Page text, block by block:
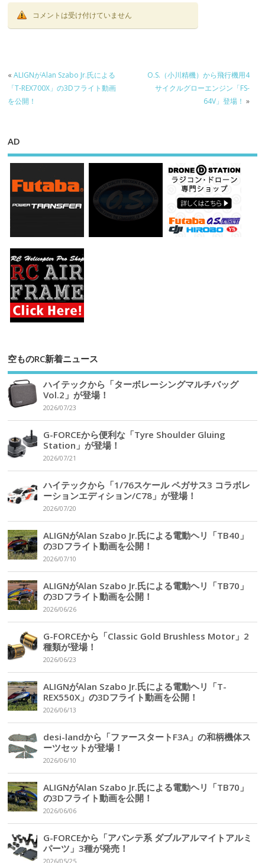
コメントは受け付けていません
«ALIGNがAlan Szabo Jr.氏による
「T-REX700X」の3Dフライト動画
を公開！
O.S.（小川精機）から飛行機用4
サイクルグローエンジン「FS-
64V」登場！ »
AD
空ものRC新着ニュース
ハイテックから「ターボレーシングマルチバッグ
Vol.2」が登場！
2026/07/23
G-FORCEから便利な「Tyre Shoulder Gluing
Station」が登場！
2026/07/21
ハイテックから「1/76スケール ペガサス3 コラボレ
ーションエディション/C78」が登場！
2026/07/20
ALIGNがAlan Szabo Jr.氏による電動ヘリ「TB40」
の3Dフライト動画を公開！
2026/07/10
ALIGNがAlan Szabo Jr.氏による電動ヘリ「TB70」
の3Dフライト動画を公開！
2026/06/26
G-FORCEから「Classic Gold Brushless Motor」2
種類が登場！
2026/06/23
ALIGNがAlan Szabo Jr.氏による電動ヘリ「T-
REX550X」の3Dフライト動画を公開！
2026/06/13
desi-landから「ファースタートF3A」の和柄機体ス
ーツセットが登場！
2026/06/10
ALIGNがAlan Szabo Jr.氏による電動ヘリ「TB70」
の3Dフライト動画を公開！
2026/06/06
G-FORCEから「アバンテ系 ダブルアルマイトアルミ
パーツ」3種が発売！
2026/05/25